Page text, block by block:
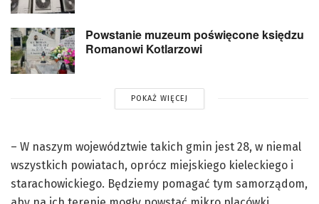
Powstanie muzeum poświęcone księdzu
Romanowi Kotlarzowi
POKAŻ WIĘCEJ
– W naszym województwie takich gmin jest 28, w niemal
wszystkich powiatach, oprócz miejskiego kieleckiego i
starachowickiego. Będziemy pomagać tym samorządom,